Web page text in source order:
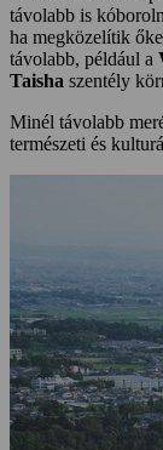
távolabb is
ha megközelítik
távolabb, például a
Taisha szentély
Minél távolabb
természeti és